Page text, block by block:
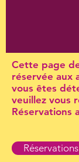
Cette page
réservée aux
vous êtes
veuillez vous
Réservations